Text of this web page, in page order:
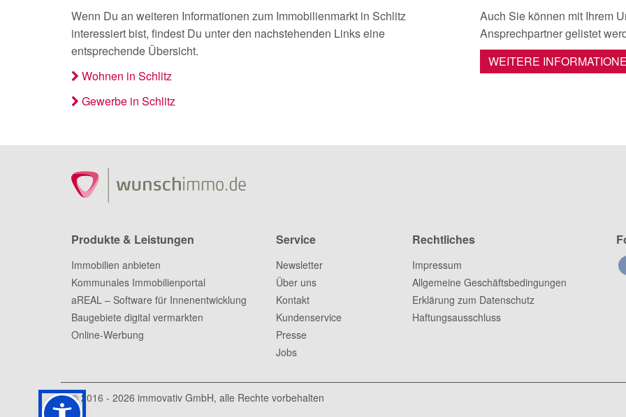
Wenn Du an weiteren Informationen zum Immobilienmarkt in Schlitz
interessiert bist, findest Du unter den nachstehenden Links eine
entsprechende Übersicht.
Wohnen in Schlitz
Gewerbe in Schlitz
Auch Sie können mit Ihrem
Ansprechpartner gelistet
WEITERE
Produkte & Leistungen
Immobilien anbieten
Kommunales Immobilienportal
aREAL – Software für Innenentwicklung
Baugebiete digital vermarkten
Online-Werbung
Service
Newsletter
Über uns
Kontakt
Kundenservice
Presse
Jobs
Rechtliches
Impressum
Allgemeine Geschäftsbedingungen
Erklärung zum Datenschutz
Haftungsausschluss
© 2016 - 2026 immovativ GmbH, alle Rechte vorbehalten